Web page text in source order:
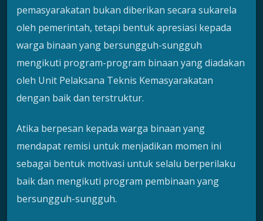
pemasyarakatan bukan diberikan secara sukarela
oleh pemerintah, tetapi bentuk apresiasi kepada
warga binaan yang bersungguh-sungguh
mengikuti program-program binaan yang diadakan
oleh Unit Pelaksana Teknis Kemasyarakatan
dengan baik dan terstruktur.
Atika berpesan kepada warga binaan yang
mendapat remisi untuk menjadikan momen ini
sebagai bentuk motivasi untuk selalu berperilaku
baik dan mengikuti program pembinaan yang
bersungguh-sungguh.